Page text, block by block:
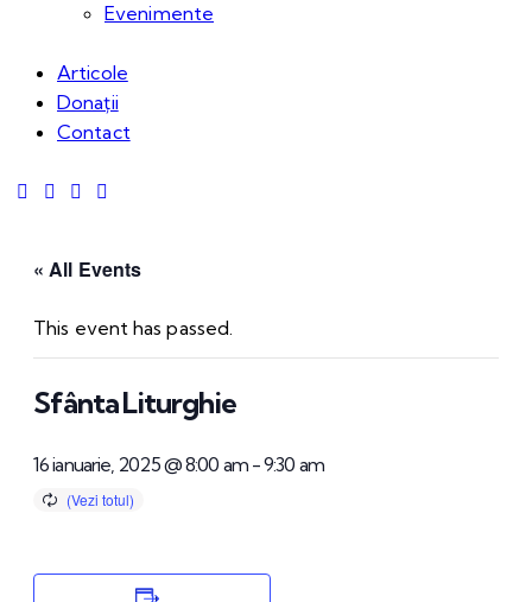
Evenimente
Articole
Donații
Contact
« All Events
This event has passed.
Sfânta Liturghie
16 ianuarie, 2025 @ 8:00 am-9:30 am